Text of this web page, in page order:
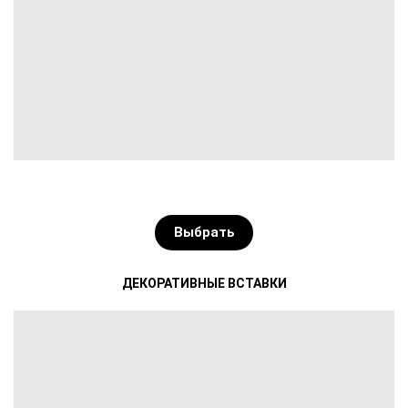
Выбрать
ДЕКОРАТИВНЫЕ ВСТАВКИ